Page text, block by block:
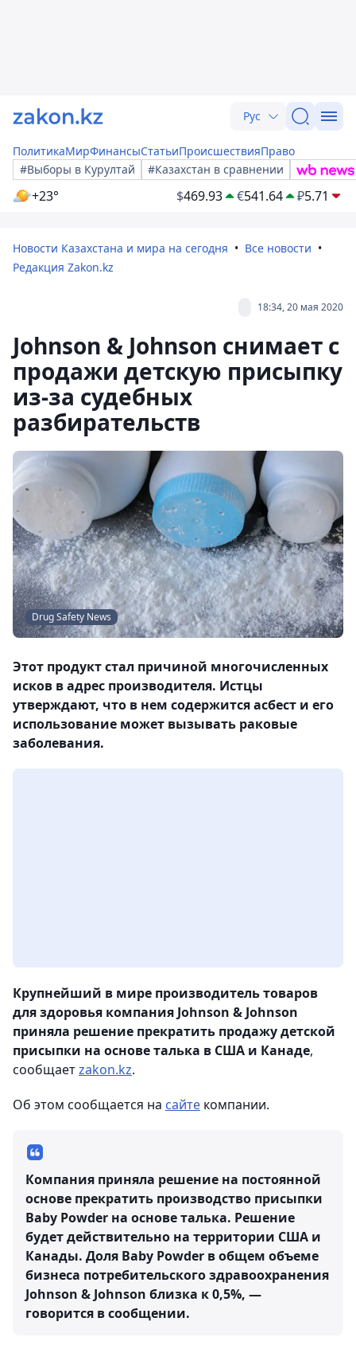
Рус
ПолитикаМирФинансыСтатьиПроисшествияПраво
#Выборы в Курултай
#Казахстан в сравнении
+23° $469.93 €541.64 ₽5.71
Новости Казахстана и мира на сегодня
Все новости
Редакция Zakon.kz
18:34, 20 мая 2020
Johnson & Johnson снимает с
продажи детскую присыпку
из-за судебных
разбирательств
Drug Safety News
Этот продукт стал причиной многочисленных
исков в адрес производителя. Истцы
утверждают, что в нем содержится асбест и его
использование может вызывать раковые
заболевания.
Крупнейший в мире производитель товаров
для здоровья компания Johnson & Johnson
приняла решение прекратить продажу детской
присыпки на основе талька в США и Канаде,
сообщаетzakon.kz.
Об этом сообщается на сайте компании.
Компания приняла решение на постоянной
основе прекратить производство присыпки
Baby Powder на основе талька. Решение
будет действительно на территории США и
Канады. Доля Baby Powder в общем объеме
бизнеса потребительского здравоохранения
Johnson & Johnson близка к 0,5%, —
говорится в сообщении.